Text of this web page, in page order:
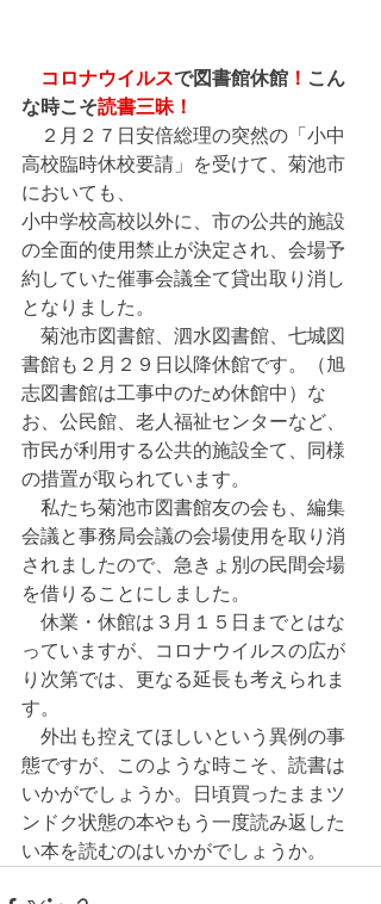
コロナウイルスで図書館休館 ！ こん
な時こそ読書三昧！
２月２７日安倍総理の突然の「小中
高校臨時休校要請」を受けて、菊池市
においても、
小中学校高校以外に、市の公共的施設
の全面的使用禁止が決定され、会場予
約していた催事会議全て貸出取り消し
となりました。
菊池市図書館、泗水図書館、七城図
書館も２月２９日以降休館です。（旭
志図書館は工事中のため休館中）な
お、公民館、老人福祉センターなど、
市民が利用する公共的施設全て、同様
の措置が取られています。
私たち菊池市図書館友の会も、編集
会議と事務局会議の会場使用を取り消
されましたので、急きょ別の民間会場
を借りることにしました。
休業・休館は３月１５日までとはな
っていますが、コロナウイルスの広が
り次第では、更なる延長も考えられま
す。
外出も控えてほしいという異例の事
態ですが、このような時こそ、読書は
いかがでしょうか。日頃買ったままツ
ンドク状態の本やもう一度読み返した
い本を読むのはいかがでしょうか。